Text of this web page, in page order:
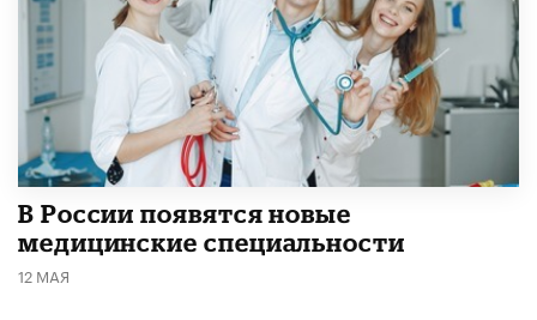
В России появятся новые
медицинские специальности
12 МАЯ